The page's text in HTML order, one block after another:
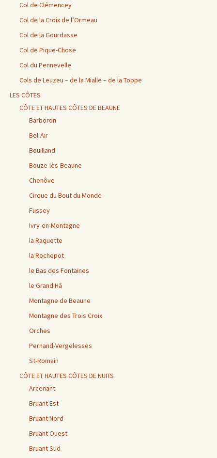
Col de Clémencey
Col de la Croix de l’Ormeau
Col de la Gourdasse
Col de Pique-Chose
Col du Pennevelle
Cols de Leuzeu – de la Mialle – de la Toppe
LES CÔTES
CÔTE ET HAUTES CÔTES DE BEAUNE
Barboron
Bel-Air
Bouilland
Bouze-lès-Beaune
Chenôve
Cirque du Bout du Monde
Fussey
Ivry-en-Montagne
la Raquette
la Rochepot
le Bas des Fontaines
le Grand Hâ
Montagne de Beaune
Montagne des Trois Croix
Orches
Pernand-Vergelesses
St-Romain
CÔTE ET HAUTES CÔTES DE NUITS
Arcenant
Bruant Est
Bruant Nord
Bruant Ouest
Bruant Sud